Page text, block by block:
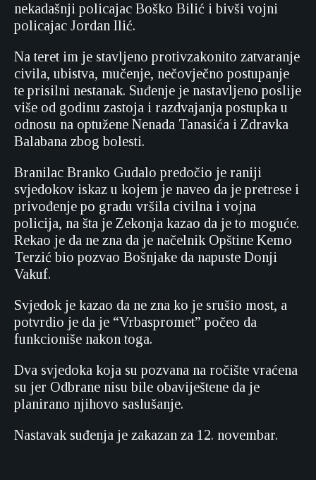
nekadašnji policajac Boško Bilić i bivši vojni
policajac Jordan Ilić.
Na teret im je stavljeno protivzakonito zatvaranje
civila, ubistva, mučenje, nečovječno postupanje
te prisilni nestanak. Suđenje je nastavljeno poslije
više od godinu zastoja i razdvajanja postupka u
odnosu na optužene Nenada Tanasića i Zdravka
Balabana zbog bolesti.
Branilac Branko Gudalo predočio je raniji
svjedokov iskaz u kojem je naveo da je pretrese i
privođenje po gradu vršila civilna i vojna
policija, na šta je Zekonja kazao da je to moguće.
Rekao je da ne zna da je načelnik Opštine Kemo
Terzić bio pozvao Bošnjake da napuste Donji
Vakuf.
Svjedok je kazao da ne zna ko je srušio most, a
potvrdio je da je “Vrbaspromet” počeo da
funkcioniše nakon toga.
Dva svjedoka koja su pozvana na ročište vraćena
su jer Odbrane nisu bile obaviještene da je
planirano njihovo saslušanje.
Nastavak suđenja je zakazan za 12. novembar.